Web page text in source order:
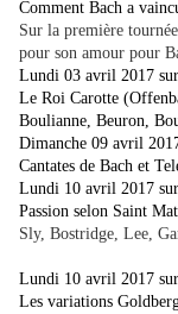
Comment Bach a
Sur la première
pour son amour pour
Lundi 03 avril 2017
Le Roi Carotte
Boulianne, Beuron,
Dimanche 09 avril
Cantates de Bach et
Lundi 10 avril 2017
Passion selon Saint
Sly, Bostridge, Lee,
Lundi 10 avril 2017
Les variations